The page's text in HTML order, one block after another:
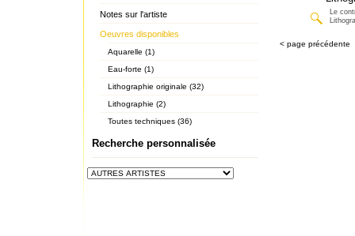
Notes sur l'artiste
Oeuvres disponibles
Aquarelle (1)
Eau-forte (1)
Lithographie originale (32)
Lithographie (2)
Toutes techniques (36)
Recherche personnalisée
Le
< page précédente